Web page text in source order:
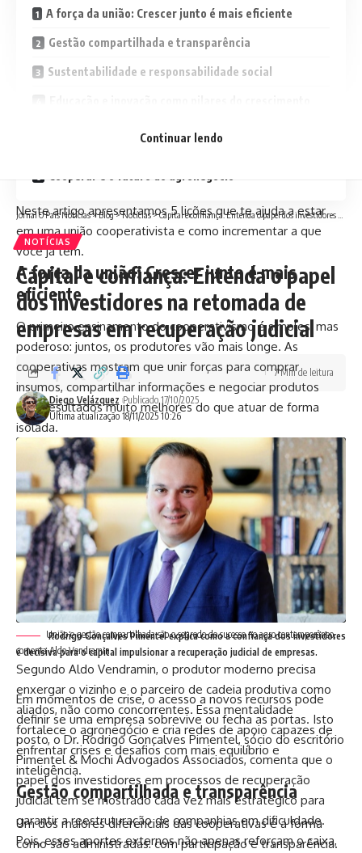
A força da união: Crescer junto é mais eficiente
Gestão compartilhada e transparência
Sustentabilidade e responsabilidade social
Governança e confiança: O segredo das relações
Cooperar é o futuro do agronegócio
Neste artigo apresentamos 5 lições que te ajuda a estar
em uma união cooperativista e como incrementar a que
você já tem.
A força da união: Crescer junto é mais
eficiente
O primeiro ensinamento do cooperativismo é simples, mas
poderoso: juntos, os produtores vão mais longe. As
cooperativas mostram que unir forças para comprar
insumos, compartilhar informações e negociar produtos
gera resultados muito melhores do que atuar de forma
isolada.
União e gestão compartilhada são o segredo do sucesso no agro contemporâneo,
comenta Aldo Vendramin.
Segundo Aldo Vendramin, o produtor moderno precisa
enxergar o vizinho e o parceiro de cadeia produtiva como
aliados, não como concorrentes. Essa mentalidade
fortalece o agronegócio e cria redes de apoio capazes de
enfrentar crises e desafios com mais equilíbrio e
inteligência.
Gestão compartilhada e transparência
Um dos maiores diferenciais das cooperativas é a forma
como são administradas: com participação e transparência.
Continuar lendo
Jornal O País Notícias>Blog>Notícias>Capital e confiança: Entenda o papel dos investidores na retomada de empresas em recuperação judicial
NOTÍCIAS
Capital e confiança: Entenda o papel
dos investidores na retomada de
empresas em recuperação judicial
Última atualização 18/11/2025 10:26
Diego Velázquez Publicado 17/10/2025
7 Min de leitura
Rodrigo Gonçalves Pimentel explica como a confiança dos investidores
é decisiva para o capital impulsionar a recuperação judicial de empresas.
Em momentos de crise, o acesso a novos recursos pode
definir se uma empresa sobrevive ou fecha as portas. Isto
posto, o Dr. Rodrigo Gonçalves Pimentel, sócio do escritório
Pimentel & Mochi Advogados Associados, comenta que o
papel dos investidores em processos de recuperação
judicial tem se mostrado cada vez mais estratégico para
garantir a reestruturação de companhias em dificuldade.
Pois, esses aportes externos não apenas reforçam o caixa,